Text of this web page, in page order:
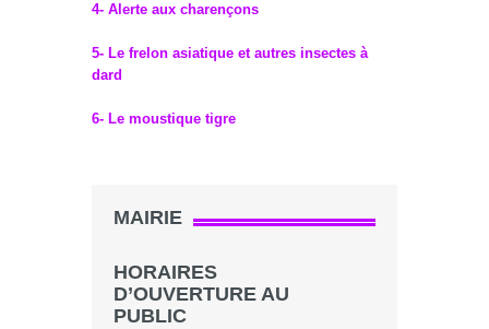
4- Alerte aux charençons
5- Le frelon asiatique et autres insectes à
dard
6- Le moustique tigre
MAIRIE
HORAIRES
D’OUVERTURE AU
PUBLIC